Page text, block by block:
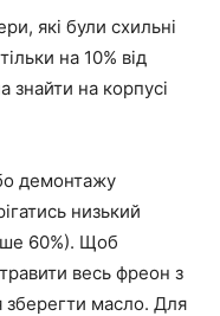
які були схильні
на 10% від
знайти на корпусі
демонтажу
низький
60%). Щоб
весь фреон з
зберегти масло. Для